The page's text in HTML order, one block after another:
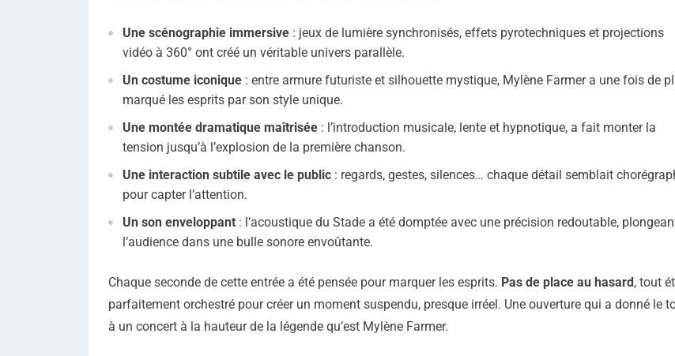
Une scénographie immersive : jeux de lumière synchronisés, effets pyrotechniques et projections
vidéo à 360° ont créé un véritable univers parallèle.
Un costume iconique : entre armure futuriste et silhouette mystique, Mylène Farmer a une fois de
marqué les esprits par son style unique.
Une montée dramatique maîtrisée : l’introduction musicale, lente et hypnotique, a fait monter la
tension jusqu’à l’explosion de la première chanson.
Une interaction subtile avec le public : regards, gestes, silences… chaque détail semblait
pour capter l’attention.
Un son enveloppant : l’acoustique du Stade a été domptée avec une précision redoutable,
l’audience dans une bulle sonore envoûtante.
Chaque seconde de cette entrée a été pensée pour marquer les esprits. Pas de place au hasard, tout
parfaitement orchestré pour créer un moment suspendu, presque irréel. Une ouverture qui a donné le
à un concert à la hauteur de la légende qu’est Mylène Farmer.